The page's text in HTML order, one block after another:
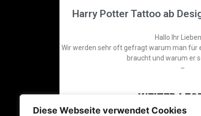
Diese Webseite verwendet Cookies
Harry Potter Tattoo ab
Hallo Ihr
Wir werden sehr oft gefragt warum man für
braucht und warum er
–
WEITER